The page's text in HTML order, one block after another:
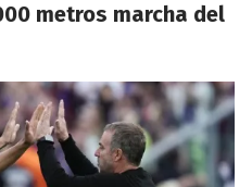
metros marcha del